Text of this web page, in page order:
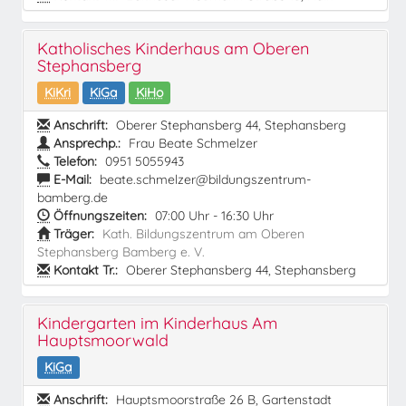
Katholisches Kinderhaus am Oberen
Stephansberg
KiKri KiGa
KiHo
Anschrift: Oberer Stephansberg 44, Stephansberg
Ansprechp.: Frau Beate Schmelzer
Telefon: 0951 5055943
E-Mail: beate.schmelzer@bildungszentrum-
bamberg.de
Öffnungszeiten: 07:00 Uhr - 16:30 Uhr
Träger: Kath. Bildungszentrum am Oberen
Stephansberg Bamberg e. V.
Kontakt Tr.: Oberer Stephansberg 44, Stephansberg
Kindergarten im Kinderhaus Am
Hauptsmoorwald
KiGa
Anschrift: Hauptsmoorstraße 26 B, Gartenstadt